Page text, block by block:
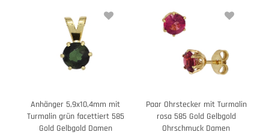
Anhänger 5,9x10,4mm mit
Turmalin grün facettiert 585
Gold Gelbgold Damen
Paar Ohrstecker mit Turmalin
rosa 585 Gold Gelbgold
Ohrschmuck Damen